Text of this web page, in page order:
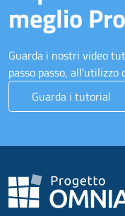
meglio
Guarda i nostri video
passo passo,
Guarda i tutorial